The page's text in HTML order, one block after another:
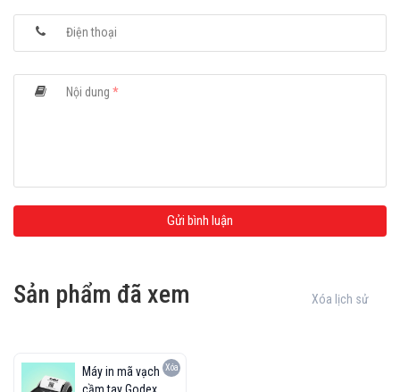
Giao tiếp, Chỉ báo trạng thái Lỗi
Màn hình hiển thị: hiển thị trạng thái pin
Dung lượng pin: 2500 MAh
Cân nặng: 670mg
Kích thước: Length 6.71” (170.63 mm) Height 3.11” (79 mm)
Điện thoại
Nội dung *
Sản phẩm đã xem Xóa lịch sử
Xóa
Máy in mã vạch